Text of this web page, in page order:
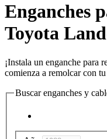
Enganches
Toyota
¡Instala un enganche para
comienza a remolcar con
Buscar enganches y